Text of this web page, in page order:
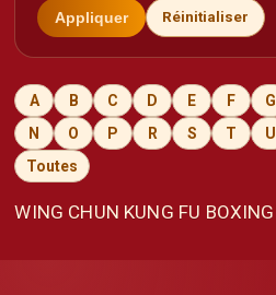
Appliquer Réinitialiser
A B C D E F G
N
O P R S T U
Toutes
WING CHUN KUNG FU BOXING